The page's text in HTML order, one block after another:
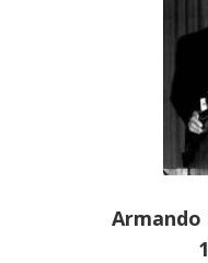
Armando